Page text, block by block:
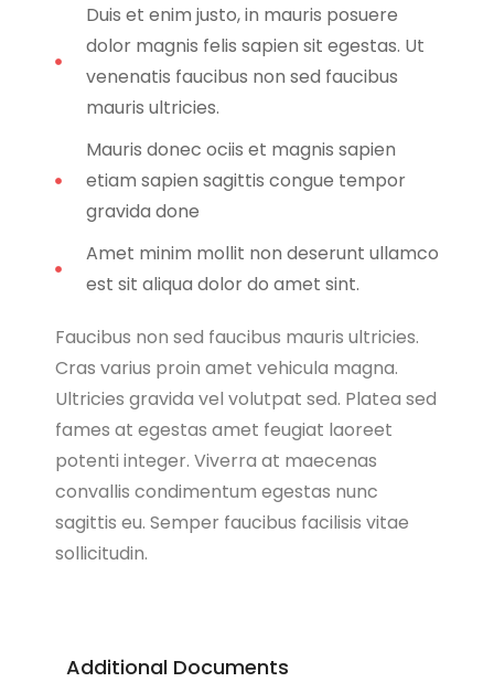
Duis et enim justo, in mauris posuere
dolor magnis felis sapien sit egestas. Ut
venenatis faucibus non sed faucibus
mauris ultricies.
Mauris donec ociis et magnis sapien
etiam sapien sagittis congue tempor
gravida done
Amet minim mollit non deserunt ullamco
est sit aliqua dolor do amet sint.
Faucibus non sed faucibus mauris ultricies.
Cras varius proin amet vehicula magna.
Ultricies gravida vel volutpat sed. Platea sed
fames at egestas amet feugiat laoreet
potenti integer. Viverra at maecenas
convallis condimentum egestas nunc
sagittis eu. Semper faucibus facilisis vitae
sollicitudin.
Additional Documents